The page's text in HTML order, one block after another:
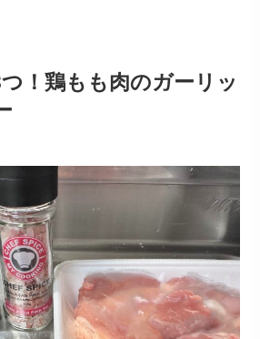
！鶏もも肉のガーリッ